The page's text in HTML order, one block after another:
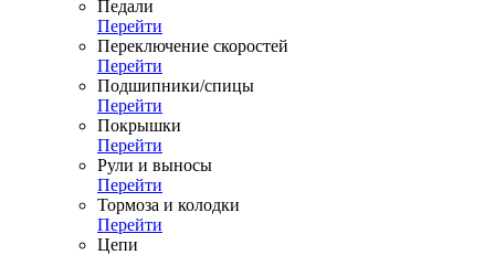
Педали
Перейти
Переключение скоростей
Перейти
Подшипники/спицы
Перейти
Покрышки
Перейти
Рули и выносы
Перейти
Тормоза и колодки
Перейти
Цепи